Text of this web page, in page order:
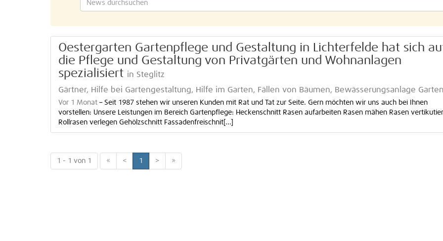
Oestergarten Gartenpflege und Gestaltung in Lichterfelde hat sich
die Pflege und Gestaltung von Privatgärten und Wohnanlagen
spezialisiert in Steglitz
Gärtner, Hilfe bei Gartengestaltung, Hilfe im Garten, Fällen von Bäumen, Bewässerungsanlage Garten
Vor 1 Monat – Seit 1987 stehen wir unseren Kunden mit Rat und Tat zur Seite. Gern möchten wir uns auch bei Ihnen
vorstellen: Unsere Leistungen im Bereich Gartenpflege: Heckenschnitt Rasen aufarbeiten Rasen mähen Rasen
Rollrasen verlegen Gehölzschnitt Fassadenfreischnit[...]
1 - 1 von 1 « < 1 > »